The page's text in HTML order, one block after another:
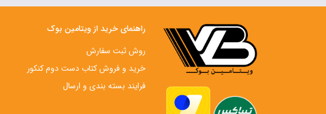
راهنمای خرید از ویتامین بوک
روش ثبت سفارش
خرید و فروش کتاب دست‌ دوم کنکور
فرایند بسته بندی و ارسال